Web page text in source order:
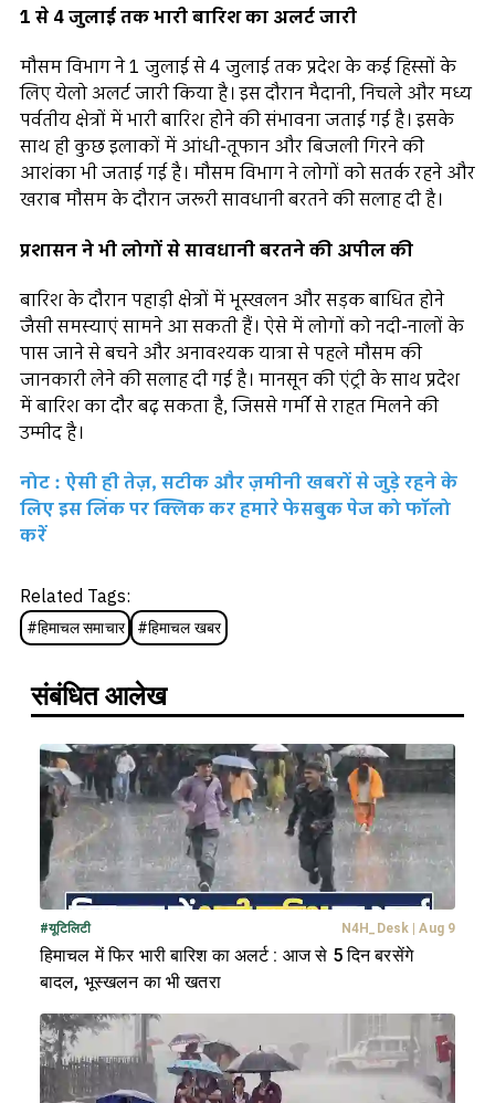
1 से 4 जुलाई तक भारी बारिश का अलर्ट जारी
मौसम विभाग ने 1 जुलाई से 4 जुलाई तक प्रदेश के कई हिस्सों के
लिए येलो अलर्ट जारी किया है। इस दौरान मैदानी, निचले और मध्य
पर्वतीय क्षेत्रों में भारी बारिश होने की संभावना जताई गई है। इसके
साथ ही कुछ इलाकों में आंधी-तूफान और बिजली गिरने की
आशंका भी जताई गई है। मौसम विभाग ने लोगों को सतर्क रहने और
खराब मौसम के दौरान जरूरी सावधानी बरतने की सलाह दी है।
प्रशासन ने भी लोगों से सावधानी बरतने की अपील की
बारिश के दौरान पहाड़ी क्षेत्रों में भूस्खलन और सड़क बाधित होने
जैसी समस्याएं सामने आ सकती हैं। ऐसे में लोगों को नदी-नालों के
पास जाने से बचने और अनावश्यक यात्रा से पहले मौसम की
जानकारी लेने की सलाह दी गई है। मानसून की एंट्री के साथ प्रदेश
में बारिश का दौर बढ़ सकता है, जिससे गर्मी से राहत मिलने की
उम्मीद है।
नोट : ऐसी ही तेज़, सटीक और ज़मीनी खबरों से जुड़े रहने के
लिए इस लिंक पर क्लिक कर हमारे फेसबुक पेज को फॉलो
करें
Related Tags:
#हिमाचल समाचार #हिमाचल खबर
संबंधित आलेख
#यूटिलिटी N4H_Desk Aug 9
हिमाचल में फिर भारी बारिश का अलर्ट : आज से 5 दिन बरसेंगे
बादल, भूस्खलन का भी खतरा